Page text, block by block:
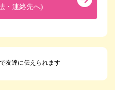
・連絡先へ)
友達に伝えられます